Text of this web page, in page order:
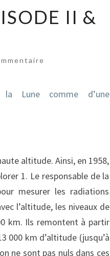
II &
Lune comme d’une
altitude. Ainsi, en 1958,
1. Le responsable de la
mesurer les radiations
l’altitude, les niveaux de
km. Ils remontent à partir
000 km d’altitude (jusqu’à
ne sont pas nuls dans ces